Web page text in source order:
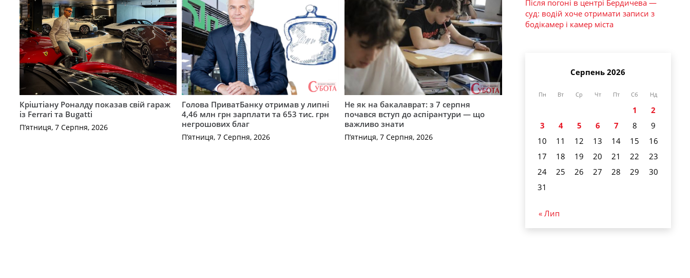
Кріштіану Роналду показав свій гараж
із Ferrari та Bugatti
П’ятниця, 7 Серпня, 2026
Голова ПриватБанку отримав у липні
4,46 млн грн зарплати та 653 тис. грн
негрошових благ
П’ятниця, 7 Серпня, 2026
Не як на бакалаврат: з 7 серпня
почався вступ до аспірантури — що
важливо знати
П’ятниця, 7 Серпня, 2026
Після погоні в центрі Бердичева —
суд: водій хоче отримати записи з
бодікамер і камер міста
Серпень 2026
Пн Вт Ср Чт Пт Сб Нд
1
2
3
4 5 6 7 8
9
10
11 12 13 14 15
16
17
18 19 20 21 22
23
24
25 26 27 28 29
30
31
« Лип